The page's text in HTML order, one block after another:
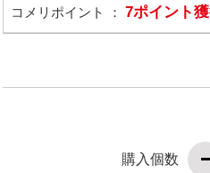
コメリポイント ： 7ポイント
購入個数